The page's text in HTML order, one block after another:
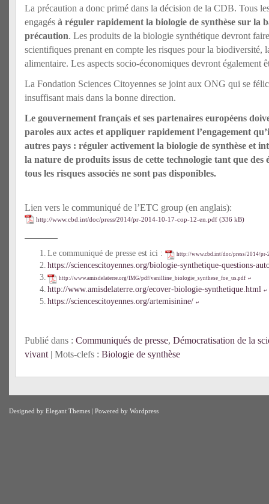
La précaution a donc primé dans la décision de la CDB. Tous
engagés à réguler rapidement la biologie de synthèse sur la
précaution. Les produits de la biologie synthétique devront
scientifiques prenant en compte les risques pour la biodiversité,
alimentaire. Les aspects socio-économiques devront également
La Fondation Sciences Citoyennes se joint aux ONG qui se
insuffisant mais dans la bonne direction.
Le gouvernement français et ses partenaires européens
paroles aux actes et appliquer rapidement l’engagement
autres pays : réguler activement la biologie de synthèse et
la nature de produits issus de cette technologie tant que des
tous les risques associés ne sont pas disponibles.
Lien vers le communiqué de l’ETC group (en anglais):
http://www.cbd.int/doc/press/2014/pr-2014-10-17-cop-12-en.pdf
Le communiqué de presse est ici : http://www.cbd.int/doc/press/2014/pr-
https://sciencescitoyennes.org/biologie-synthetique-questions-
http://www.amisdelaterre.org/IMG/pdf/vanilline_biologie_synthese_foe_us.pdf ↵
http://www.amisdelaterre.org/ecover-biologie-synthetique.html ↵
https://sciencescitoyennes.org/artemisinine/ ↵
Publié dans : Communiqués de presse, Démocratisation de la
vivant | Mots-clefs : Biologie de synthèse
Designed by Elegant Themes | Powered by Wordpress